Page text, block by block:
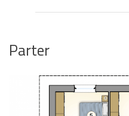
Parter